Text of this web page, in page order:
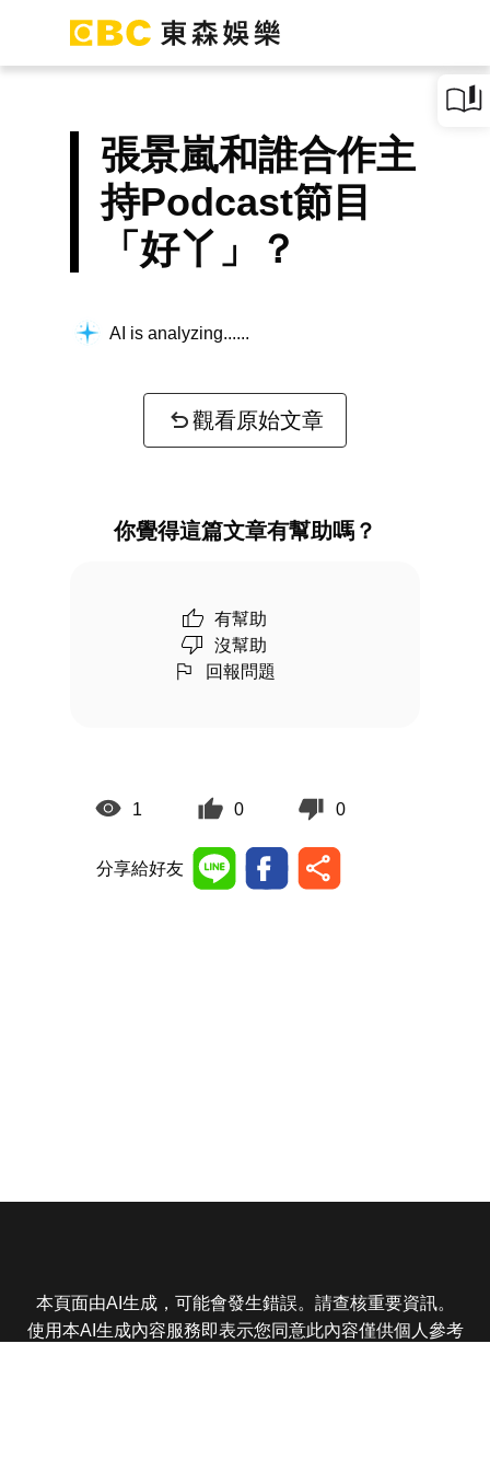
張景嵐和誰合作主
持Podcast節目
「好丫」？
AI is analyzing...
觀看原始文章
你覺得這篇文章有幫助嗎？
有幫助
沒幫助
回報問題
1 0 0
分享給好友
本頁面由AI生成，可能會發生錯誤。請查核重要資訊。
使用本AI生成內容服務即表示您同意此內容僅供個人參考